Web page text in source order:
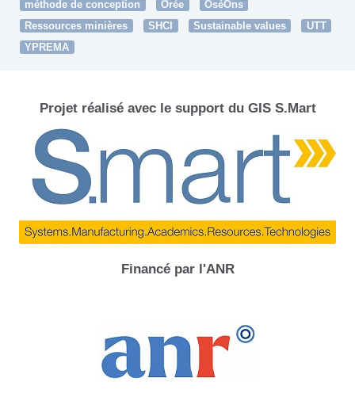
méthode de conception
Orée
OséOns
Ressources minières
SHCI Sustainable values
UTT
YPREMA
Projet réalisé avec le support du GIS S.Mart
Financé par l'ANR